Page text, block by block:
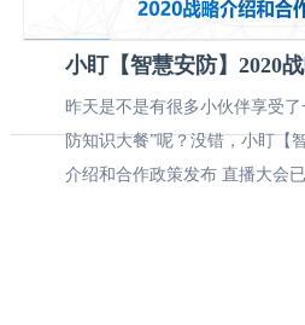
昨天是不是有很多小伙伴享受
防知识大餐”呢？没错，小盯【
介绍和合作政策发布 直播大会已